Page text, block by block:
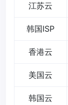
江苏云
韩国ISP
香港云
美国云
韩国云